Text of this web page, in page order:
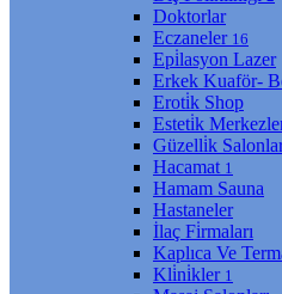
Doktorlar
Eczaneler 16
Epi̇lasyon Lazer
Erkek Kuaför-
Eroti̇k Shop
Esteti̇k
Güzelli̇k
Hacamat 1
Hamam Sauna
Hastaneler
İlaç Fi̇rmaları
Kaplıca Ve
Kli̇ni̇kler 1